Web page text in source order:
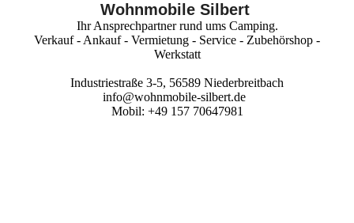
Wohnmobile Silbert
Ihr Ansprechpartner rund ums Camping.
Verkauf - Ankauf - Vermietung - Service - Zubehörshop -
Werkstatt
Industriestraße 3-5, 56589 Niederbreitbach
info@wohnmobile-silbert.de
Mobil: +49 157 70647981